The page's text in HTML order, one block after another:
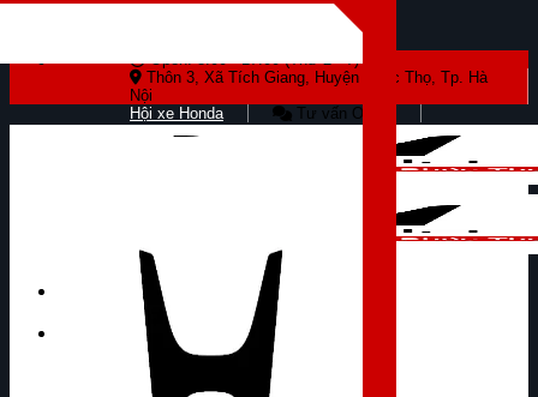
Open: 8:00 - 17:00 (Thứ 2 - 7)
Thôn 3, Xã Tích Giang, Huyện Phúc Thọ, Tp. Hà
Nội
Hội xe Honda
Tư vấn Online